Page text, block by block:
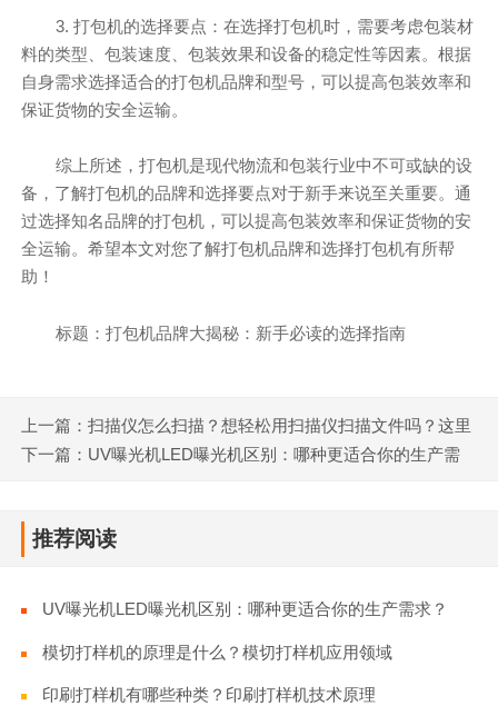
3. 打包机的选择要点：在选择打包机时，需要考虑包装材
料的类型、包装速度、包装效果和设备的稳定性等因素。根据
自身需求选择适合的打包机品牌和型号，可以提高包装效率和
保证货物的安全运输。
综上所述，打包机是现代物流和包装行业中不可或缺的设
备，了解打包机的品牌和选择要点对于新手来说至关重要。通
过选择知名品牌的打包机，可以提高包装效率和保证货物的安
全运输。希望本文对您了解打包机品牌和选择打包机有所帮
助！
标题：打包机品牌大揭秘：新手必读的选择指南
上一篇：扫描仪怎么扫描？想轻松用扫描仪扫描文件吗？这里
给你整理好了答案！
下一篇：UV曝光机LED曝光机区别：哪种更适合你的生产需
推荐阅读
UV曝光机LED曝光机区别：哪种更适合你的生产需求？
模切打样机的原理是什么？模切打样机应用领域
印刷打样机有哪些种类？印刷打样机技术原理